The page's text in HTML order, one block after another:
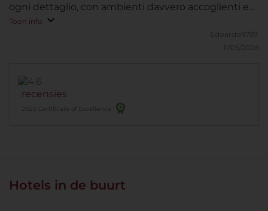
ogni dettaglio, con ambienti davvero accoglienti e
un’atmosfera rilassante. Le camere erano
impeccabili, silenziose e molto confortevoli, perfette
sia per riposarsi sia per godersi qualche momento di
in ogni occasione. La posizione è comodissima e
permette di muoversi facilmente in città.
Consiglierei assolutamente questo hotel a
Toon info
Edoardo9797.
11/05/2026
recensies
2025 Certificate of Excellence
Hotels in de buurt